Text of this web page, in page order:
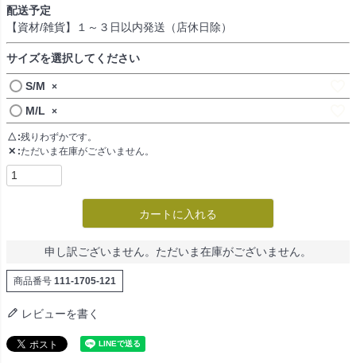
配送予定
【資材/雑貨】１～３日以内発送（店休日除）
サイズを選択してください
S/M ×
M/L ×
△ 残りわずかです。
✕ ただいま在庫がございません。
カートに入れる
申し訳ございません。ただいま在庫がございません。
商品番号 111-1705-121
レビューを書く